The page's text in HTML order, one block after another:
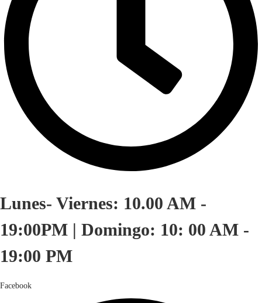
Lunes- Viernes: 10.00 AM -
19:00PM | Domingo: 10: 00 AM -
19:00 PM
Facebook